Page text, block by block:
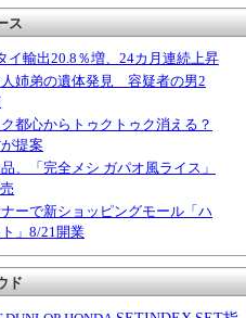
ス
イ輸出20.8％増、24カ月連続上昇
人姉弟の遺体発見 容疑者の男2
都心からトゥクトゥク消える？
提案
、「完全メシ ガパオ風ライス」
ーで新ショッピングモール「ハ
」8/21開業
ド